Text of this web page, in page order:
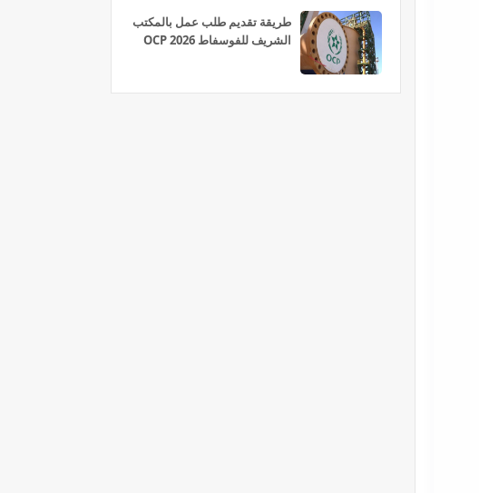
طريقة تقديم طلب عمل بالمكتب
الشريف للفوسفاط OCP 2026